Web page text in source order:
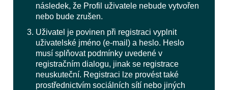
následek, že Profil uživatele nebude vytvořen
nebo bude zrušen.
Uživatel je povinen při registraci vyplnit
uživatelské jméno (e-mail) a heslo. Heslo
musí splňovat podmínky uvedené v
registračním dialogu, jinak se registrace
neuskuteční. Registraci lze provést také
prostřednictvím sociálních sítí nebo jiných